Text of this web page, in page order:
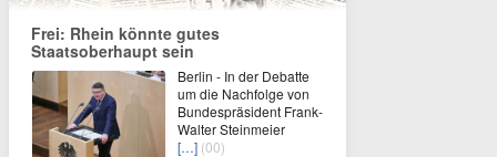
Frei: Rhein könnte gutes
Staatsoberhaupt sein
Berlin - In der Debatte
um die Nachfolge von
Bundespräsident Frank-
Walter Steinmeier
[…] (00)